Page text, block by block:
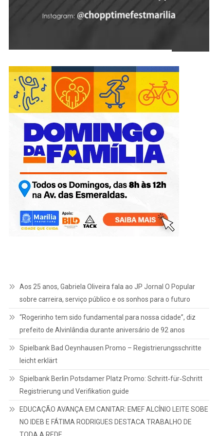
Aos 25 anos, Gabriela Oliveira fala ao JP Jornal O Popular
sobre carreira, serviço público e os sonhos para o futuro
“Rogerinho tem sido fundamental para nossa cidade”, diz
prefeito de Alvinlândia durante aniversário de 92 anos
Spielbank Bad Oeynhausen Promo – Registrierungsschritte
leicht erklärt
Spielbank Berlin Potsdamer Platz Promo: Schritt‑für‑Schritt
Registrierung und Verifikation guide
EDUCAÇÃO AVANÇA EM CANITAR: EMEF ALCÍNIO LEITE SOBE
NO IDEB E FÁTIMA RODRIGUES DESTACA TRABALHO DE